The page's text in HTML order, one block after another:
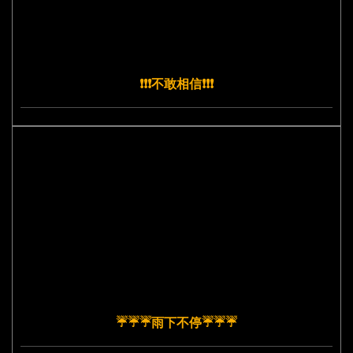
❗️❗️❗️不敢相信❗️❗️❗️
☔️☔️☔️雨下不停☔️☔️☔️